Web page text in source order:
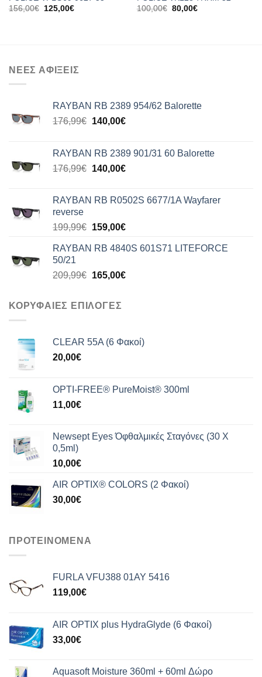
156,00€
Original
125,00€Η
100,00€ Original
80,00€Η
ΝΕΕΣ ΑΦΙΞΕΙΣ
RAYBAN RB 2389 954/62 Balorette
176,99€ Original
176,99€.
140,00€Η
είναι:
140,00€.
RAYBAN RB 2389 901/31 60 Balorette
176,99€ Original
176,99€.
140,00€Η
είναι:
RAYBAN RB R0502S 6677/1A Wayfarer
reverse
199,99€ Original
was:
159,00€Η
τιμή
159,00€.
RAYBAN RB 4840S 601S71 LITEFORCE
50/21
209,99€ Original
was:
209,99€.
165,00€Η
ΚΟΡΥΦΑΙΕΣ ΕΠΙΛΟΓΕΣ
CLEAR 55A (6 Φακοί)
20,00€
OPTI-FREE® PureMoist® 300ml
11,00€
Newsept Eyes Όφθαλμικές Σταγόνες (30 Χ
0,5ml)
10,00€
AIR OPTIX® COLORS (2 Φακοί)
30,00€
ΠΡΟΤΕΙΝΟΜΕΝΑ
FURLA VFU388 01AY 5416
119,00€
AIR OPTIX plus HydraGlyde (6 Φακοί)
33,00€
Aquasoft Moisture 360ml + 60ml Δώρο